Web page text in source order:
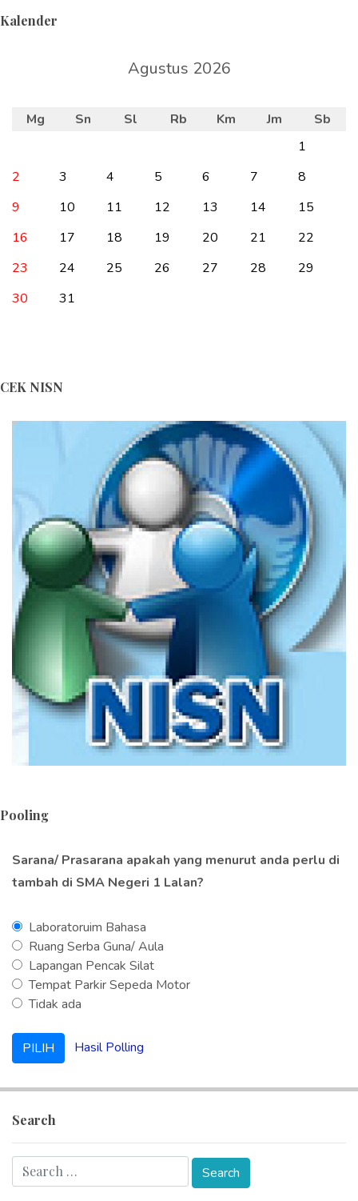
Kalender
Agustus 2026
Mg Sn Sl Rb Km Jm
Sb
1
2
3 4 5 6 7
8
9
10 11 12 13 14
15
16
17 18 19 20 21
22
23
24 25 26 27 28
29
30
31
CEK NISN
Pooling
Sarana/ Prasarana apakah yang menurut anda perlu di
tambah di SMA Negeri 1 Lalan?
Laboratoruim Bahasa
Ruang Serba Guna/ Aula
Lapangan Pencak Silat
Tempat Parkir Sepeda Motor
Tidak ada
Hasil Polling
Search